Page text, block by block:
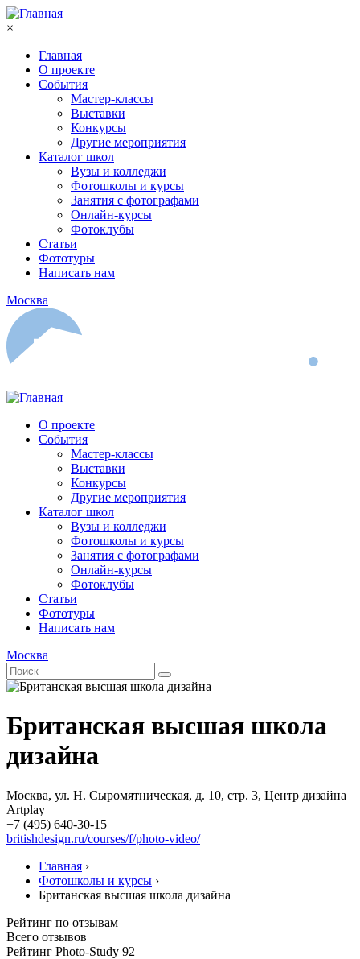
Перейти к основному содержанию
×
Главная
О проекте
События
Мастер-классы
Выставки
Конкурсы
Другие мероприятия
Каталог школ
Вузы и колледжи
Фотошколы и курсы
Занятия с фотографами
Онлайн-курсы
Фотоклубы
Статьи
Фототуры
Написать нам
Москва
О проекте
События
Мастер-классы
Выставки
Конкурсы
Другие мероприятия
Каталог школ
Вузы и колледжи
Фотошколы и курсы
Занятия с фотографами
Онлайн-курсы
Фотоклубы
Статьи
Фототуры
Написать нам
Москва
Британская высшая школа
дизайна
Москва, ул. Н. Сыромятническая, д. 10, стр. 3, Центр дизайна
Artplay
+7 (495) 640-30-15
britishdesign.ru/courses/f/photo-video/
Главная ›
Фотошколы и курсы ›
Британская высшая школа дизайна
Рейтинг по отзывам
Всего отзывов
Рейтинг Photo-Study 92